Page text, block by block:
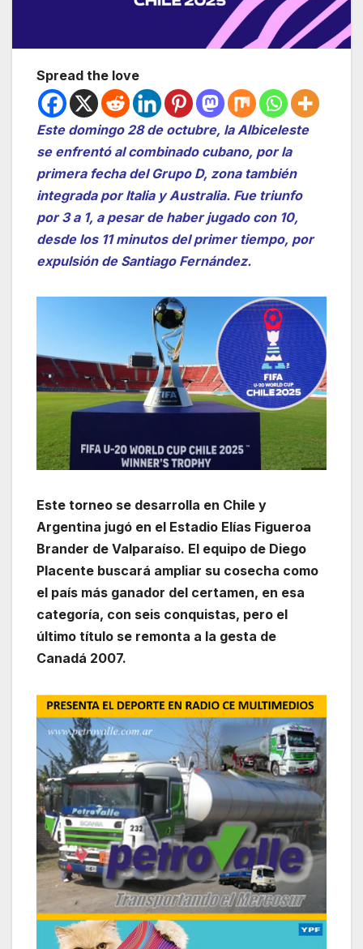
Spread the love
Este domingo 28 de octubre, la Albiceleste
se enfrentó al combinado cubano, por la
primera fecha del Grupo D, zona también
integrada por Italia y Australia. Fue triunfo
por 3 a 1, a pesar de haber jugado con 10,
desde los 11 minutos del primer tiempo, por
expulsión de Santiago Fernández.
Este torneo se desarrolla en Chile y
Argentina jugó en el Estadio Elías Figueroa
Brander de Valparaíso. El equipo de Diego
Placente buscará ampliar su cosecha como
el país más ganador del certamen, en esa
categoría, con seis conquistas, pero el
último título se remonta a la gesta de
Canadá 2007.